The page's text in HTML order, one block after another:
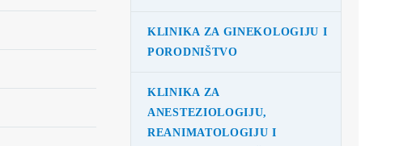
KLINIKA ZA GINEKOLOGIJU I
PORODNIŠTVO
KLINIKA ZA
ANESTEZIOLOGIJU,
REANIMATOLOGIJU I